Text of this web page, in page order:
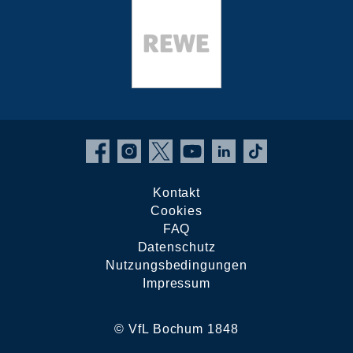
© VfL Bochum 1848
Kontakt
Cookies
FAQ
Datenschutz
Nutzungsbedingungen
Impressum